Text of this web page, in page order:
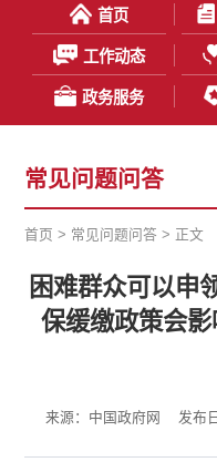
首页
工作动态
政务服务
常见问题问答
首页 > 常见问题问答 > 正文
困难群众可以申
保缓缴政策会
来源：中国政府网 发布